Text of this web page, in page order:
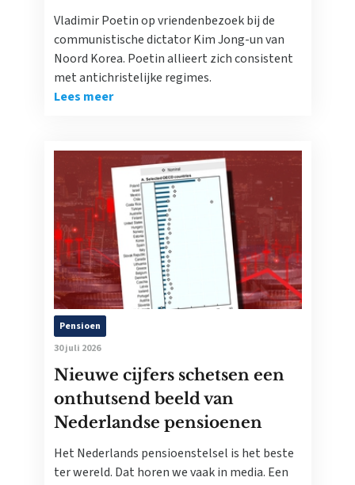
Vladimir Poetin op vriendenbezoek bij de
communistische dictator Kim Jong-un van
Noord Korea. Poetin allieert zich consistent
met antichristelijke regimes.
Lees meer
Pensioen
30 juli 2026
Nieuwe cijfers schetsen een
onthutsend beeld van
Nederlandse pensioenen
Het Nederlands pensioenstelsel is het beste
ter wereld. Dat horen we vaak in media. Een